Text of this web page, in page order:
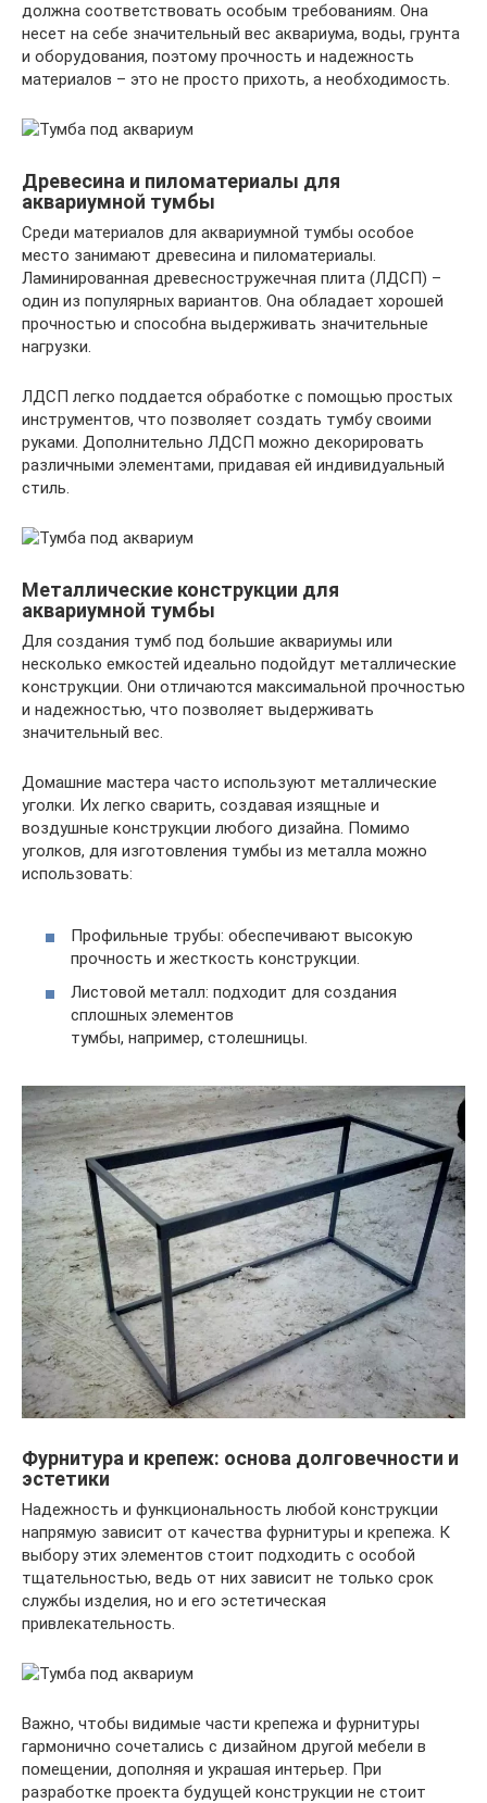
должна соответствовать особым требованиям. Она
несет на себе значительный вес аквариума, воды, грунта
и оборудования, поэтому прочность и надежность
материалов – это не просто прихоть, а необходимость.
Древесина и пиломатериалы для
аквариумной тумбы
Среди материалов для аквариумной тумбы особое
место занимают древесина и пиломатериалы.
Ламинированная древесностружечная плита (ЛДСП) –
один из популярных вариантов. Она обладает хорошей
прочностью и способна выдерживать значительные
нагрузки.
ЛДСП легко поддается обработке с помощью простых
инструментов, что позволяет создать тумбу своими
руками. Дополнительно ЛДСП можно декорировать
различными элементами, придавая ей индивидуальный
стиль.
Металлические конструкции для
аквариумной тумбы
Для создания тумб под большие аквариумы или
несколько емкостей идеально подойдут металлические
конструкции. Они отличаются максимальной прочностью
и надежностью, что позволяет выдерживать
значительный вес.
Домашние мастера часто используют металлические
уголки. Их легко сварить, создавая изящные и
воздушные конструкции любого дизайна. Помимо
уголков, для изготовления тумбы из металла можно
использовать:
Профильные трубы: обеспечивают высокую
прочность и жесткость конструкции.
Листовой металл: подходит для создания
сплошных элементов
тумбы, например, столешницы.
Фурнитура и крепеж: основа долговечности и
эстетики
Надежность и функциональность любой конструкции
напрямую зависит от качества фурнитуры и крепежа. К
выбору этих элементов стоит подходить с особой
тщательностью, ведь от них зависит не только срок
службы изделия, но и его эстетическая
привлекательность.
Важно, чтобы видимые части крепежа и фурнитуры
гармонично сочетались с дизайном другой мебели в
помещении, дополняя и украшая интерьер. При
разработке проекта будущей конструкции не стоит